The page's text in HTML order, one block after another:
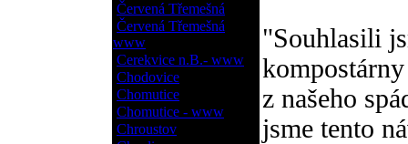
Červená Třemešná
Červená Třemešná
www
Cerekvice n.B.- www
Chodovice
Chomutice
Chomutice - www
Chroustov
"Souhlasili
z našeho
jsme tento